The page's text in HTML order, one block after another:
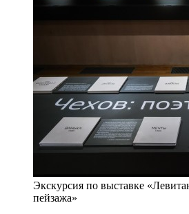
Экскурсия по выставке
пейзажа»